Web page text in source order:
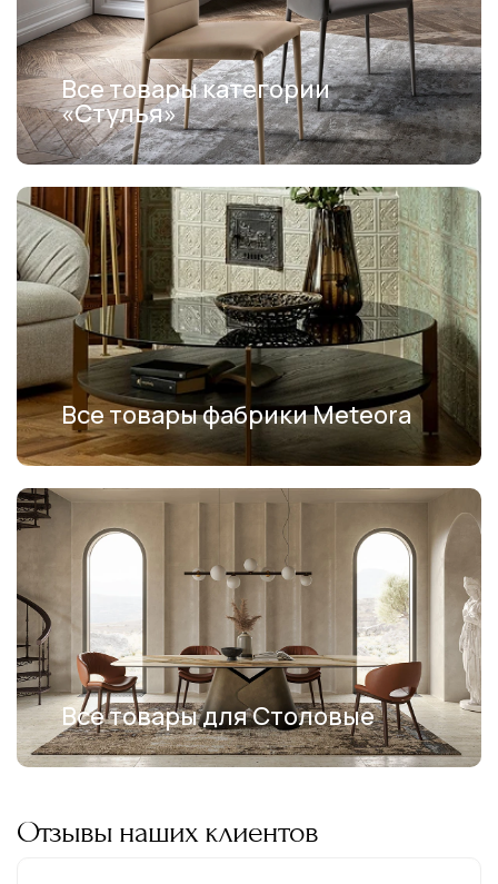
Все товары категории
«Стулья»
Все товары фабрики Meteora
Все товары для Столовые
Отзывы наших клиентов